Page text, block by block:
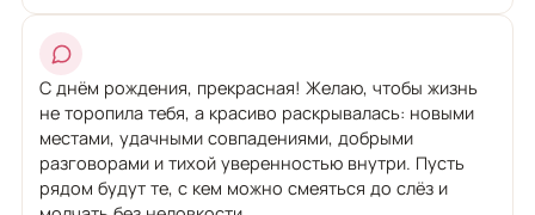
С днём рождения, прекрасная! Желаю, чтобы жизнь
не торопила тебя, а красиво раскрывалась: новыми
местами, удачными совпадениями, добрыми
разговорами и тихой уверенностью внутри. Пусть
рядом будут те, с кем можно смеяться до слёз и